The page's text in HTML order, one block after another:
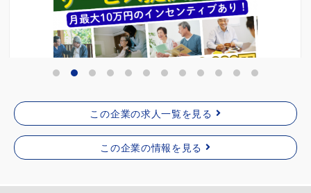
沖縄県宜野湾市
詳細を見る
この企業の求人一覧を見る
この企業の情報を見る